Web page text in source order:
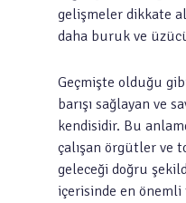
gelişmeler dikkate
daha buruk ve
Geçmişte olduğu
barışı sağlayan ve
kendisidir. Bu
çalışan örgütler ve
geleceği doğru
içerisinde en